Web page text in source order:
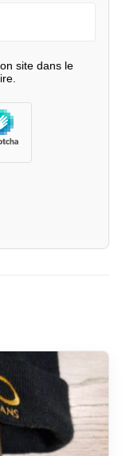
site dans le